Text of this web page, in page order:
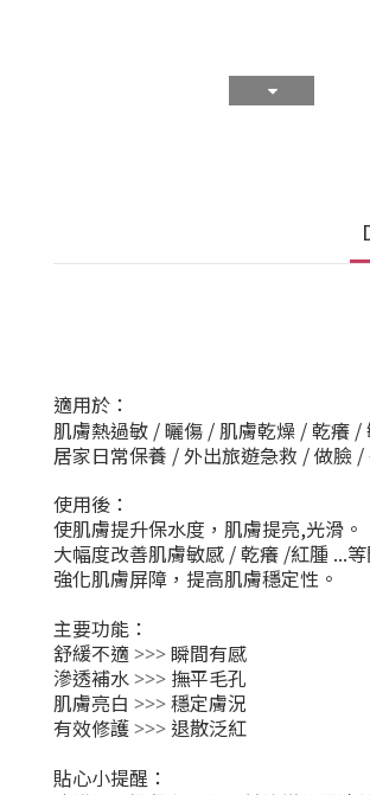
適用於：
肌膚熱過敏 / 曬傷 / 肌膚乾燥 / 乾癢 /
居家日常保養 / 外出旅遊急救 / 做臉
使用後：
使肌膚提升保水度， 肌膚提亮,光滑。
大幅度改善肌膚敏感 / 乾癢 /紅腫 ...等
強化肌膚屏障，提高肌膚穩定性。
主要功能：
舒緩不適>>>瞬間有感
滲透補水>>> 撫平毛孔
肌膚亮白 >>>穩定膚況
有效修護>>> 退散泛紅
貼心小提醒：